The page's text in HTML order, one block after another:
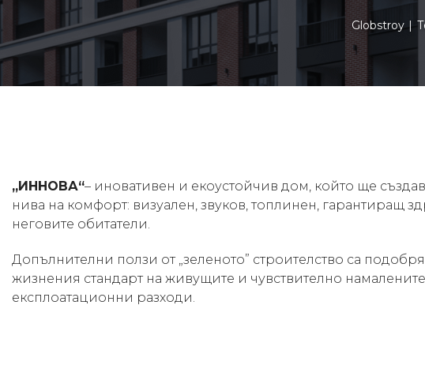
Globstroy
„ИННОВА“– иновативен и екоустойчив дом, който ще
нива на комфорт: визуален, звуков, топлинен, гарантиращ
неговите обитатели.
Допълнителни ползи от „зеленото” строителство са
жизнения стандарт на живущите и чувствително намалените
експлоатационни разходи.